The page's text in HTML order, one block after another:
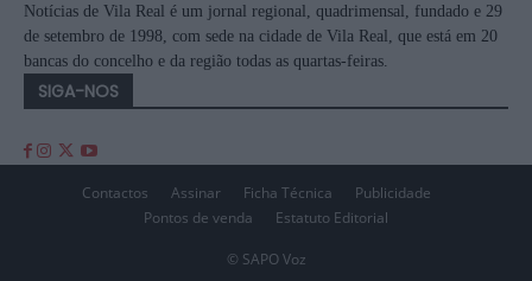
Notícias de Vila Real é um jornal regional, quadrimensal, fundado e 29
de setembro de 1998, com sede na cidade de Vila Real, que está em 20
bancas do concelho e da região todas as quartas-feiras.
SIGA-NOS
Contactos Assinar Ficha Técnica
Publicidade
Pontos de venda
Estatuto Editorial
© SAPO Voz